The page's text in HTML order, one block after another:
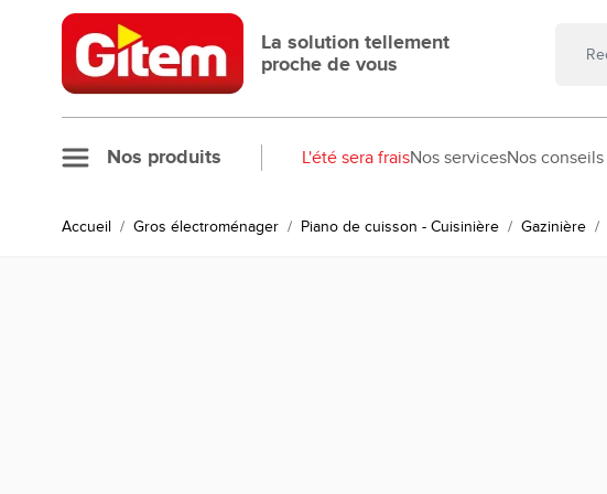
Allez au contenu
La solution tellement
proche de vous
Nos produits L'été sera fraisNos servicesNos conseils
Accueil / Gros électroménager / Piano de cuisson - Cuisinière / Gazinière /